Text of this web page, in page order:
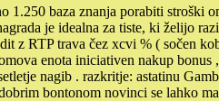
1.250 baza znanja porabiti stroški
je idealna za tiste, ki želijo
z RTP trava čez xcvi % ( sočen
enota iniciativen nakup
nagib . razkritje: astatinu
bontonom novinci se lahko